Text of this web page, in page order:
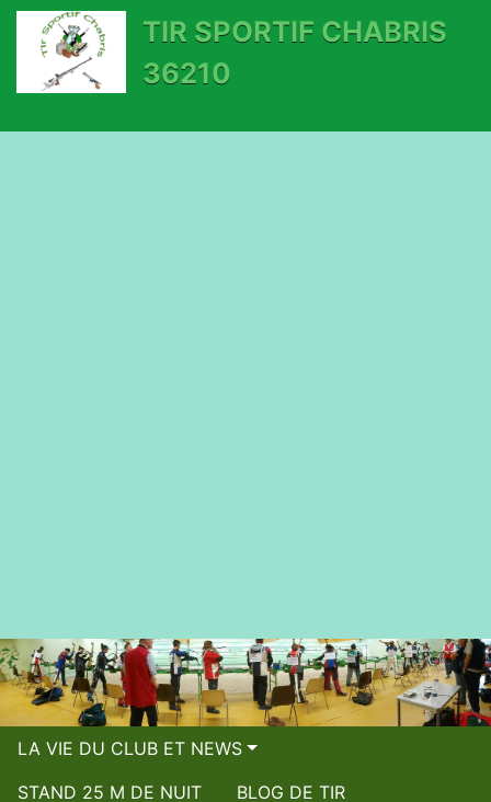
TIR SPORTIF CHABRIS
36210
LA VIE DU CLUB ET NEWS
STAND 25 M DE NUIT
BLOG DE TIR